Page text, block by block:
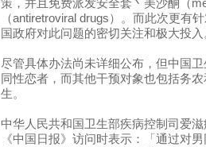
策，并且免费派发安全套丶美沙酮（
（antiretroviral drugs）。而此次更有
国政府对此问题的密切关注和极大投入
尽管具体办法尚未详细公布，但中国
同性恋者，而其他干预对象也包括务
生。
中华人民共和国卫生部疾病控制司爱
《中国日报》访问时表示：「通过对